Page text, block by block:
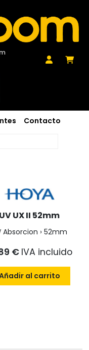
Contacto
UV UX II 52mm
Absorcion › 52mm
€ IVA incluido
al carrito